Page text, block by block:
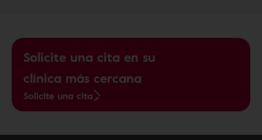
Solicite una cita en su
clínica más cercana
Solicite una cita